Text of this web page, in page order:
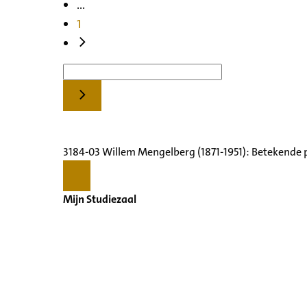
...
1
3184-03 Willem Mengelberg (1871-1951):
Mijn Studiezaal